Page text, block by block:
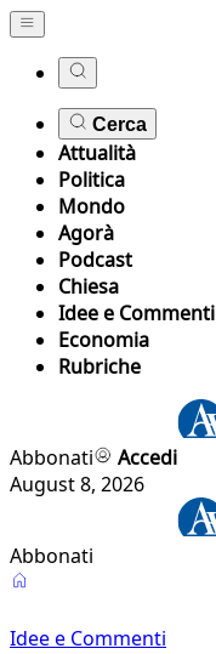
Cerca
Attualità
Politica
Mondo
Agorà
Podcast
Chiesa
Idee e Commenti
Economia
Rubriche
Abbonati
Accedi
August 8, 2026
Abbonati
Idee e Commenti